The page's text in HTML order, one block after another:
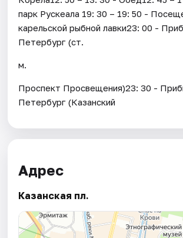
парк Рускеала 19: 30 – 19: 50 -
карельской рыбной лавки23: 00 -
Петербург (ст.
м.
Проспект Просвещения)23: 30 -
Петербург (Казанский
Адрес
Казанская пл.